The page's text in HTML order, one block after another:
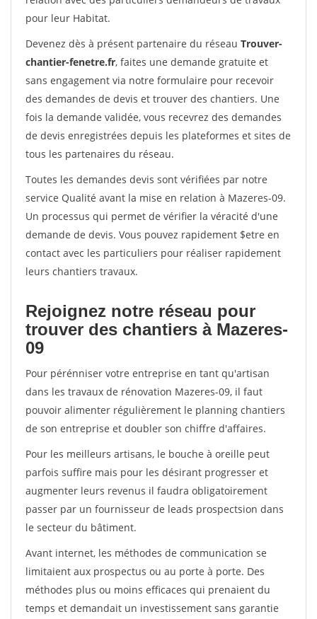
pour leur Habitat.
Devenez dès à présent partenaire du réseau Trouver-
chantier-fenetre.fr, faites une demande gratuite et
sans engagement via notre formulaire pour recevoir
des demandes de devis et trouver des chantiers. Une
fois la demande validée, vous recevrez des demandes
de devis enregistrées depuis les plateformes et sites de
tous les partenaires du réseau.
Toutes les demandes devis sont vérifiées par notre
service Qualité avant la mise en relation à Mazeres-09.
Un processus qui permet de vérifier la véracité d'une
demande de devis. Vous pouvez rapidement $etre en
contact avec les particuliers pour réaliser rapidement
leurs chantiers travaux.
Rejoignez notre réseau pour
trouver des chantiers à Mazeres-
09
Pour pérénniser votre entreprise en tant qu'artisan
dans les travaux de rénovation Mazeres-09, il faut
pouvoir alimenter régulièrement le planning chantiers
de son entreprise et doubler son chiffre d'affaires.
Pour les meilleurs artisans, le bouche à oreille peut
parfois suffire mais pour les désirant progresser et
augmenter leurs revenus il faudra obligatoirement
passer par un fournisseur de leads prospectsion dans
le secteur du bâtiment.
Avant internet, les méthodes de communication se
limitaient aux prospectus ou au porte à porte. Des
méthodes plus ou moins efficaces qui prenaient du
temps et demandait un investissement sans garantie